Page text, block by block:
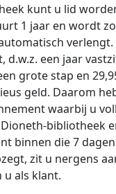
kunt u lid
1 jaar en wordt
verlengt.
d.w.z. een jaar
grote stap en
geld. Daarom
waarbij u
bibliotheek
binnen die 7
zit u nergens
u als klant.